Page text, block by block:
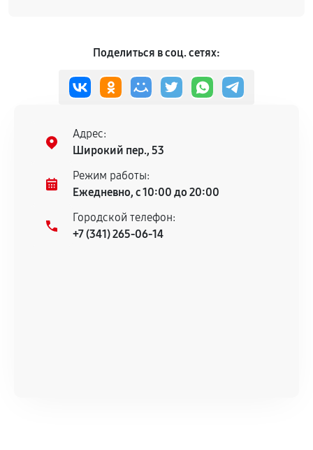
Поделиться в соц. сетях:
Адрес:
Широкий пер., 53
Режим работы:
Ежедневно, с 10:00 до 20:00
Городской телефон:
+7 (341) 265-06-14